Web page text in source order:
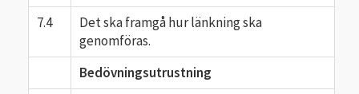
7.4
Det ska framgå hur länkning ska
genomföras.
Bedövningsutrustning